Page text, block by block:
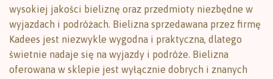
wysokiej jakości bieliznę oraz przedmioty niezbędne w
wyjazdach i podróżach. Bielizna sprzedawana przez firmę
Kadees jest niezwykle wygodna i praktyczna, dlatego
świetnie nadaje się na wyjazdy i podróże. Bielizna
oferowana w sklepie jest wyłącznie dobrych i znanych